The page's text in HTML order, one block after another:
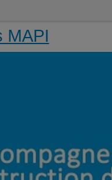
MAPI